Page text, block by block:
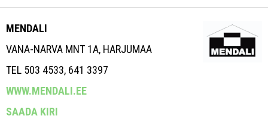
MENDALI
VANA-NARVA MNT 1A, HARJUMAA
TEL 503 4533, 641 3397
WWW.MENDALI.EE
SAADA KIRI